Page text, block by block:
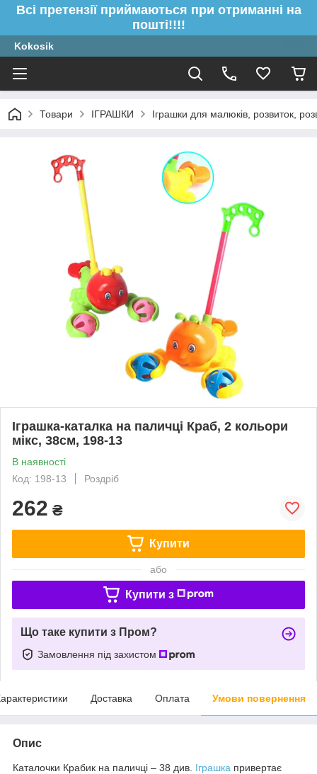
Всі претензії приймаються при отриманні на
пошті!!!!
Kokosik
Товари ІГРАШКИ Іграшки для малюків, розвиток,
Іграшка-каталка на паличці Краб, 2 кольори
мікс, 38см, 198-13
В наявності
Код: 198-13
Роздріб
262 ₴
Купити
або
Купити з
Що таке купити з Пром?
Замовлення під захистом
Доставка Оплата Умови повернення
Опис
Каталочки Крабик на паличці – 38 див. Іграшка привертає